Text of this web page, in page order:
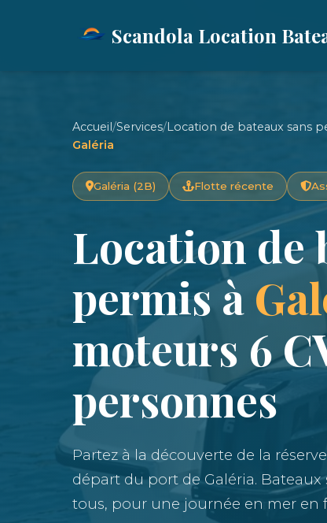
Scandola Location
Accueil/Services/Location de bateaux sans
Galéria
Galéria (2B) Flotte récente
Location de
permis à
moteurs 6
personnes
Partez à la découverte de la
départ du port de Galéria. Bateaux
tous, pour une journée en mer en